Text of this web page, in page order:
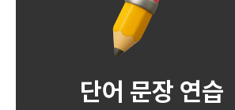
단어 문장 연습